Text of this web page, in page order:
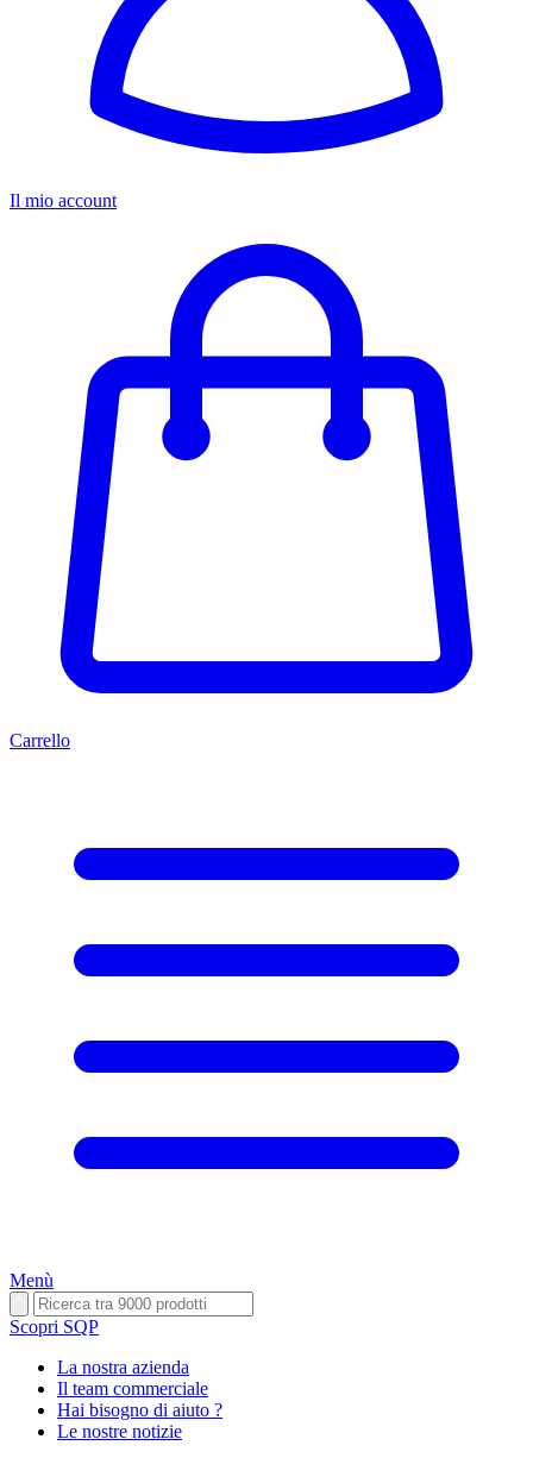
Il mio account
Carrello
Menù
Scopri SQP
La nostra azienda
Il team commerciale
Hai bisogno di aiuto ?
Le nostre notizie